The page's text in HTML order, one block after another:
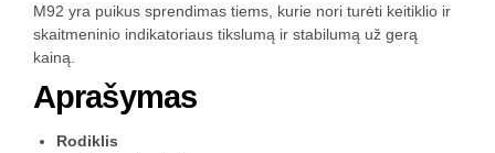
M92 yra puikus sprendimas tiems, kurie nori turėti keitiklio ir
skaitmeninio indikatoriaus tikslumą ir stabilumą už gerą
kainą.
Aprašymas
Rodiklis